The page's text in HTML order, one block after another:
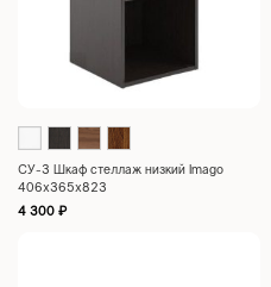
СУ-3 Шкаф стеллаж низкий Imago
406х365х823
4 300 ₽